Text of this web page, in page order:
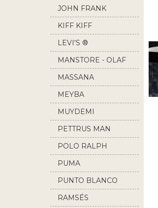
JOHN FRANK
KIFF KIFF
LEVI'S ®
MANSTORE - OLAF
BENZ
MASSANA
MEYBA
MUYDEMI
PETTRUS MAN
POLO RALPH
LAUREN
PUMA
PUNTO BLANCO
RAMSÉS